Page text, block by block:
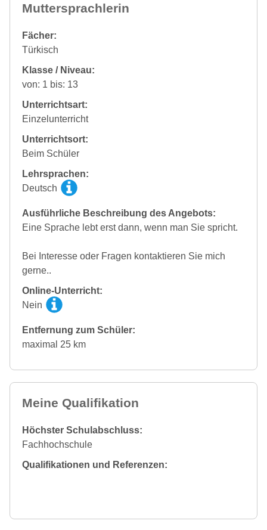
Muttersprachlerin
Fächer:
Türkisch
Klasse / Niveau:
von: 1 bis: 13
Unterrichtsart:
Einzelunterricht
Unterrichtsort:
Beim Schüler
Lehrsprachen:
Deutsch
Ausführliche Beschreibung des Angebots:
Eine Sprache lebt erst dann, wenn man Sie spricht.
Bei Interesse oder Fragen kontaktieren Sie mich
gerne..
Online-Unterricht:
Nein
Entfernung zum Schüler:
maximal 25 km
Meine Qualifikation
Höchster Schulabschluss:
Fachhochschule
Qualifikationen und Referenzen: